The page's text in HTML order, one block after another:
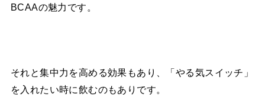
BCAAの魅力です。
それと集中力を高める効果もあり、「やる気スイッチ」
を入れたい時に飲むのもありです。